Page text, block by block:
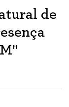
de